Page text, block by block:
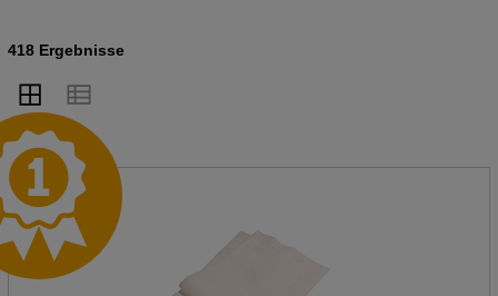
418 Ergebnisse